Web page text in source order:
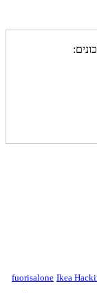
fuorisalone Ikea